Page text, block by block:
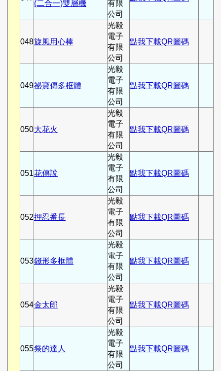
(二合一)雙層機
有限
公司
048旋風用心棒
光毅
電子
有限
公司
點我下載QR圖碼
049祕寶傳多框體
光毅
電子
有限
公司
點我下載QR圖碼
050大花火
光毅
電子
有限
公司
點我下載QR圖碼
051花傳說
光毅
電子
有限
公司
點我下載QR圖碼
052押忍番長
光毅
電子
有限
公司
點我下載QR圖碼
053錢形多框體
光毅
電子
有限
公司
點我下載QR圖碼
054金太郎
光毅
電子
有限
公司
點我下載QR圖碼
055祭的達人
光毅
電子
有限
公司
點我下載QR圖碼